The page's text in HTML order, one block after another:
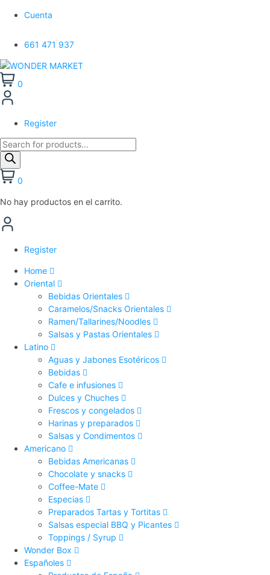
Cuenta
661 471 937
0
Register
Búsqueda
de
productos
0
No hay productos en el carrito.
Register
Home
Oriental
Bebidas Orientales
Caramelos/Snacks Orientales
Ramen/Tallarines/Noodles
Salsas y Pastas Orientales
Latino
Aguas y Jabones Esotéricos
Bebidas
Cafe e infusiones
Dulces y Chuches
Frescos y congelados
Harinas y preparados
Salsas y Condimentos
Americano
Bebidas Americanas
Chocolate y snacks
Coffee-Mate
Especias
Preparados Tartas y Tortitas
Salsas especial BBQ y Picantes
Toppings / Syrup
Wonder Box
Españoles